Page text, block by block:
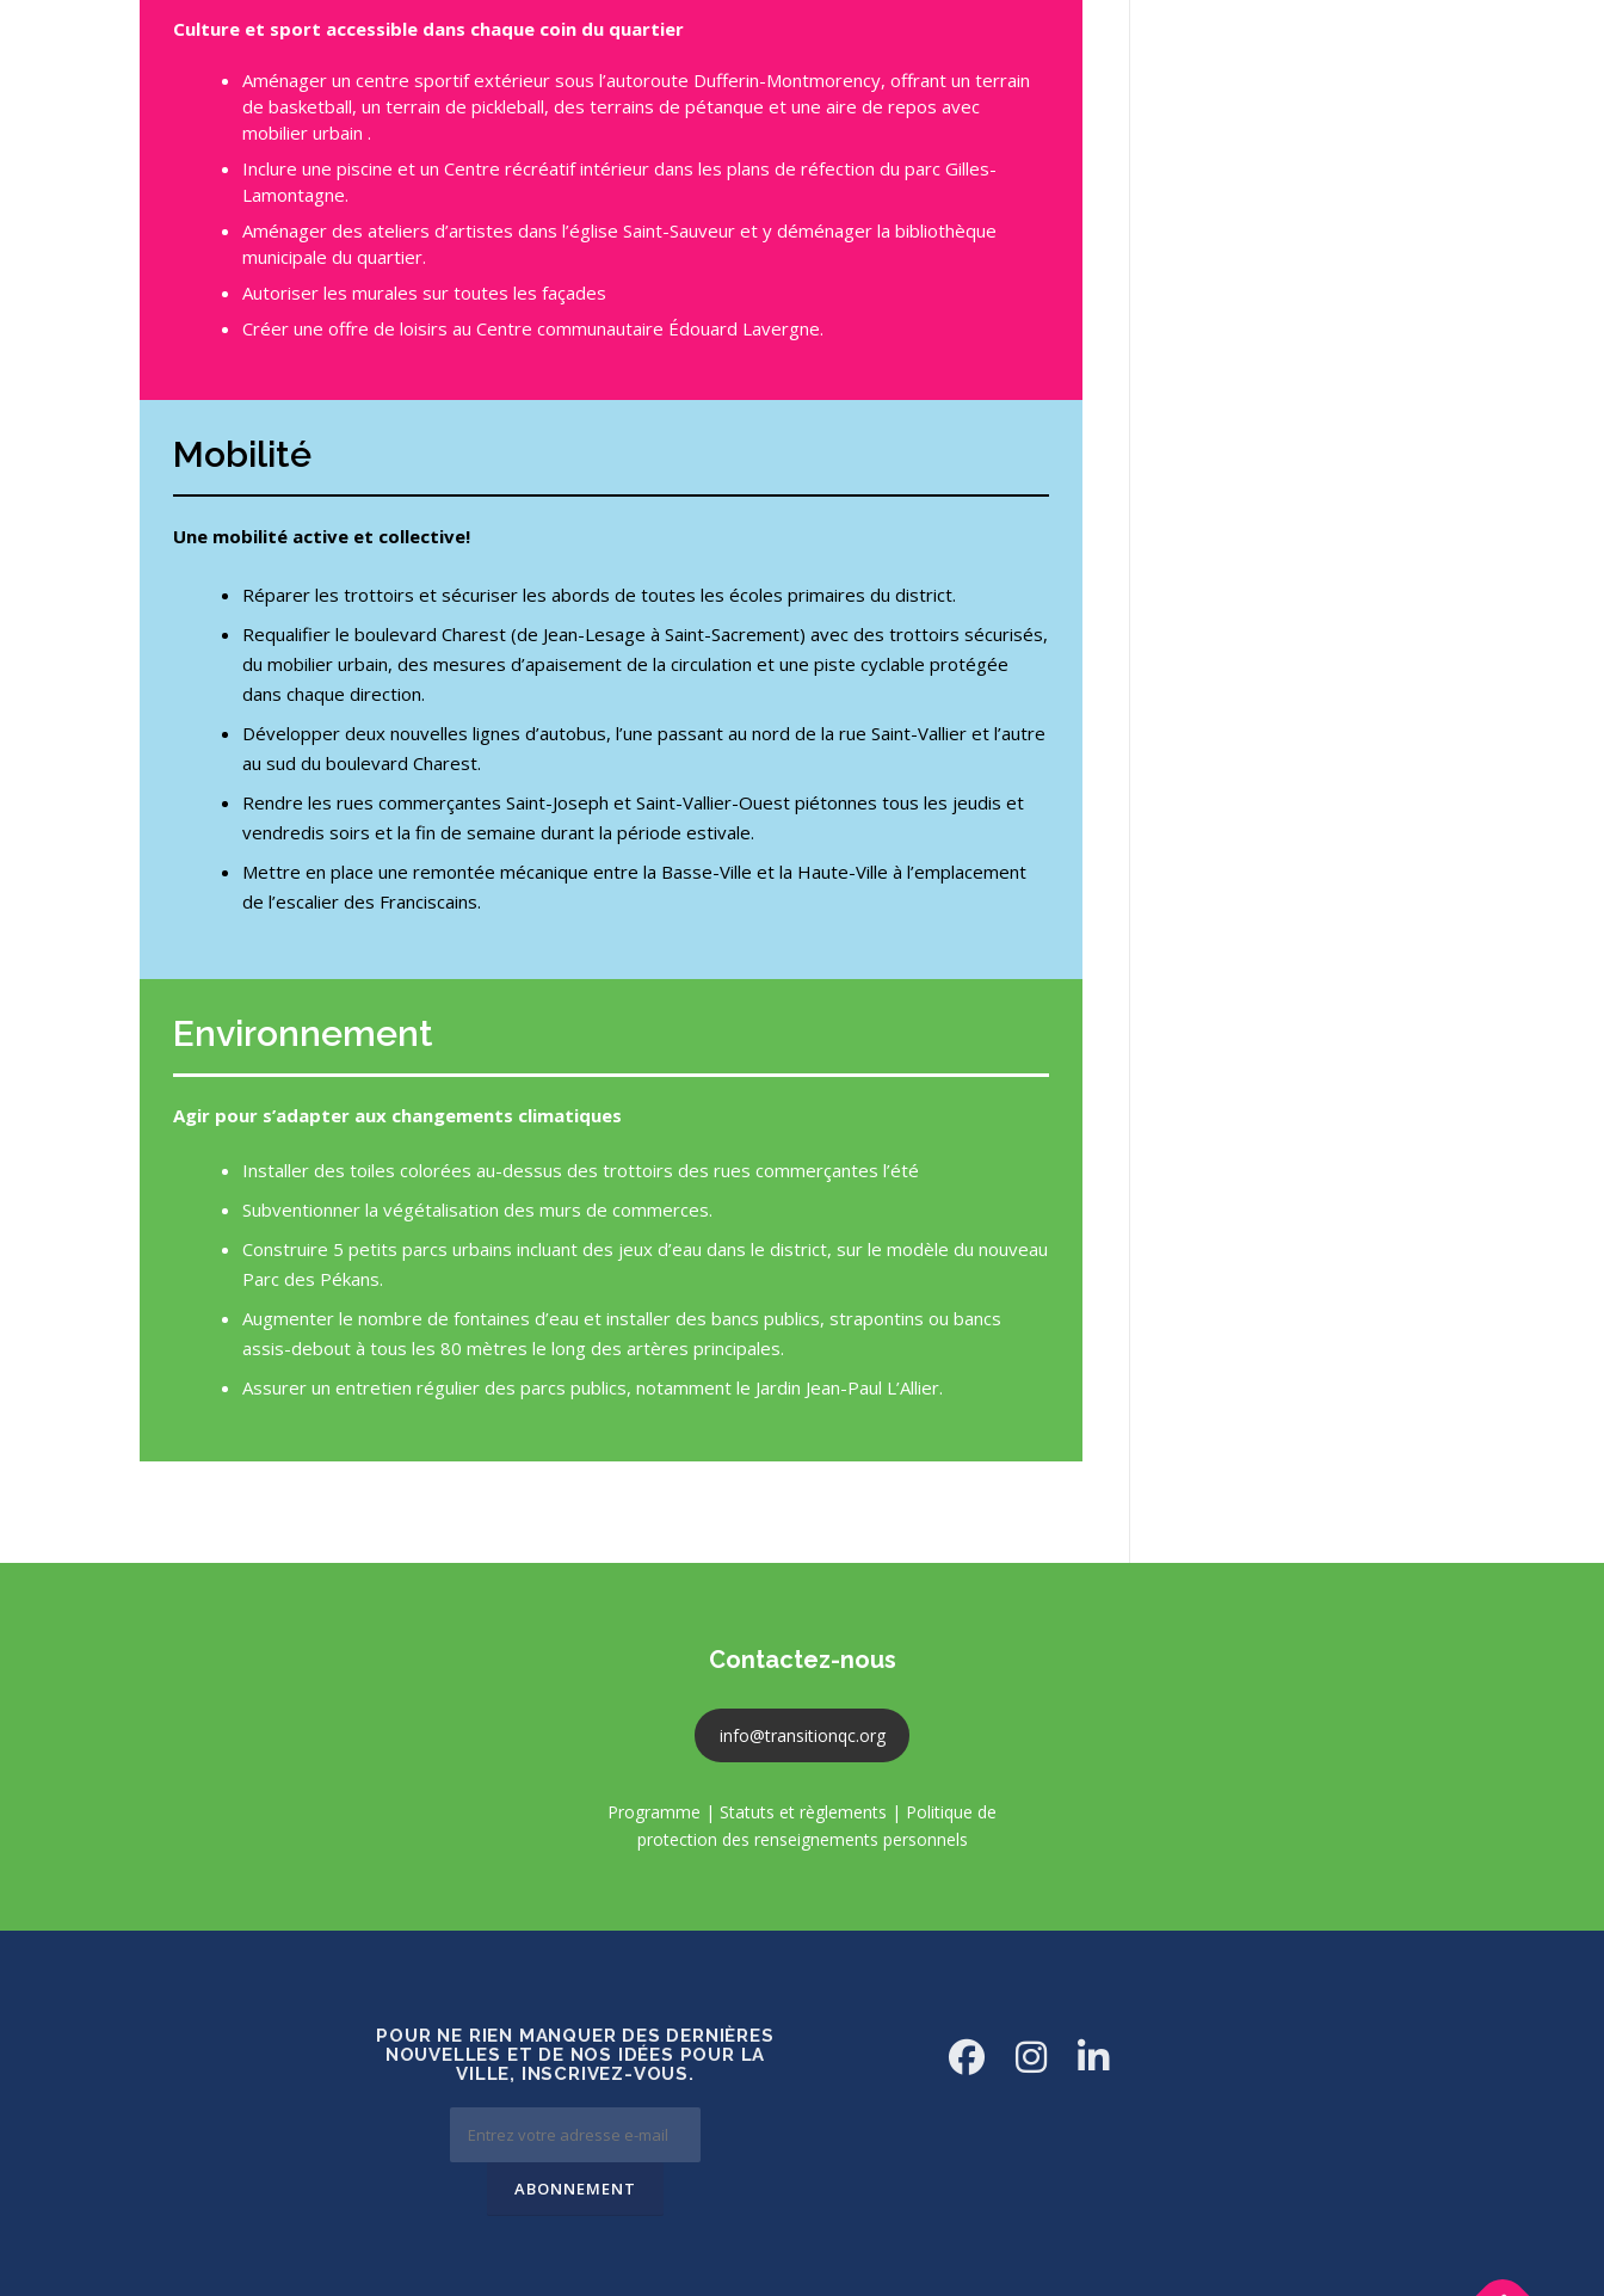
Culture et sport accessible dans chaque coin du quartier
Aménager un centre sportif extérieur sous l’autoroute Dufferin-Montmorency, offrant un terrain
de basketball, un terrain de pickleball, des terrains de pétanque et une aire de repos avec
mobilier urbain .
Inclure une piscine et un Centre récréatif intérieur dans les plans de réfection du parc Gilles-
Lamontagne.
Aménager des ateliers d’artistes dans l’église Saint-Sauveur et y déménager la bibliothèque
municipale du quartier.
Autoriser les murales sur toutes les façades
Créer une offre de loisirs au Centre communautaire Édouard Lavergne.
Mobilité
Une mobilité active et collective!
Réparer les trottoirs et sécuriser les abords de toutes les écoles primaires du district.
Requalifier le boulevard Charest (de Jean-Lesage à Saint-Sacrement) avec des trottoirs sécurisés,
du mobilier urbain, des mesures d’apaisement de la circulation et une piste cyclable protégée
dans chaque direction.
Développer deux nouvelles lignes d’autobus, l’une passant au nord de la rue Saint-Vallier et l’autre
au sud du boulevard Charest.
Rendre les rues commerçantes Saint-Joseph et Saint-Vallier-Ouest piétonnes tous les jeudis et
vendredis soirs et la fin de semaine durant la période estivale.
Mettre en place une remontée mécanique entre la Basse-Ville et la Haute-Ville à l’emplacement
de l’escalier des Franciscains.
Environnement
Agir pour s’adapter aux changements climatiques
Installer des toiles colorées au-dessus des trottoirs des rues commerçantes l’été
Subventionner la végétalisation des murs de commerces.
Construire 5 petits parcs urbains incluant des jeux d’eau dans le district, sur le modèle du nouveau
Parc des Pékans.
Augmenter le nombre de fontaines d’eau et installer des bancs publics, strapontins ou bancs
assis-debout à tous les 80 mètres le long des artères principales.
Assurer un entretien régulier des parcs publics, notamment le Jardin Jean-Paul L’Allier.
Contactez-nous
info@transitionqc.org
Programme | Statuts et règlements | Politique de
protection des renseignements personnels
POUR NE RIEN MANQUER DES DERNIÈRES
NOUVELLES ET DE NOS IDÉES POUR LA
VILLE, INSCRIVEZ-VOUS.